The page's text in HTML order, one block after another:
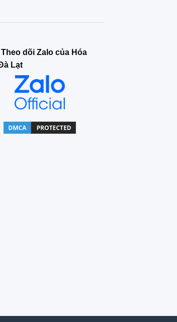
dõi Zalo của Hóa
Lạt